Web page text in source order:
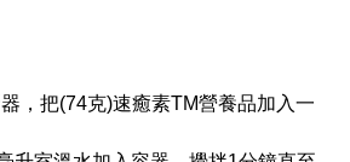
，把(74克)速癒素TM營養品加入一